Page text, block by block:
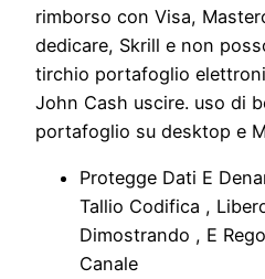
rimborso con Visa,
dedicare, Skrill e non
tirchio portafoglio
John Cash uscire. uso di
portafoglio su desktop e
Protegge Dati E
Tallio Codifica ,
Dimostrando , E
Canale